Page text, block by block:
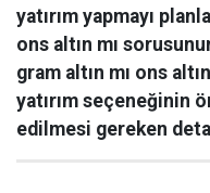
yatırım yapmayı
ons altın mı
gram altın mı ons
yatırım seçeneğinin
edilmesi gereken